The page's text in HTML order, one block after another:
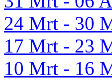
24 Mrt - 30
17 Mrt - 23
10 Mrt - 16